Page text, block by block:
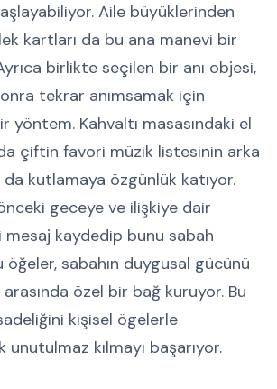
Aile büyüklerinden
kartları da bu ana manevi bir
birlikte seçilen bir anı objesi,
tekrar anımsamak için
yöntem. Kahvaltı masasındaki el
çiftin favori müzik listesinin arka
da kutlamaya özgünlük katıyor.
geceye ve ilişkiye dair
kaydedip bunu sabah
öğeler, sabahın duygusal gücünü
özel bir bağ kuruyor. Bu
kişisel ögelerle
kılmayı başarıyor.